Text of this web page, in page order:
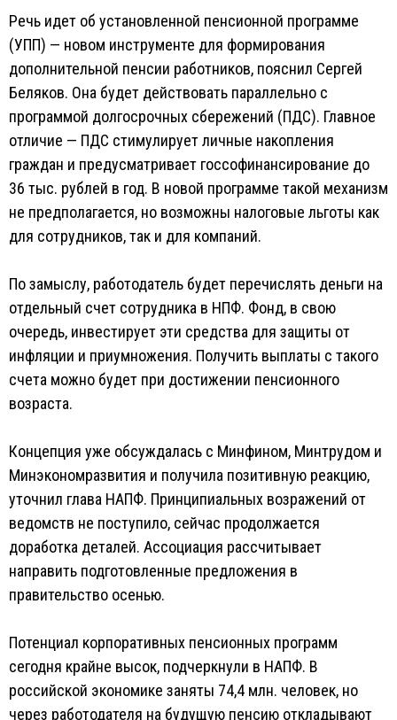
Речь идет об установленной пенсионной программе
(УПП) — новом инструменте для формирования
дополнительной пенсии работников, пояснил Сергей
Беляков. Она будет действовать параллельно с
программой долгосрочных сбережений (ПДС). Главное
отличие — ПДС стимулирует личные накопления
граждан и предусматривает госсофинансирование до
36 тыс. рублей в год. В новой программе такой механизм
не предполагается, но возможны налоговые льготы как
для сотрудников, так и для компаний.
По замыслу, работодатель будет перечислять деньги на
отдельный счет сотрудника в НПФ. Фонд, в свою
очередь, инвестирует эти средства для защиты от
инфляции и приумножения. Получить выплаты с такого
счета можно будет при достижении пенсионного
возраста.
Концепция уже обсуждалась с Минфином, Минтрудом и
Минэкономразвития и получила позитивную реакцию,
уточнил глава НАПФ. Принципиальных возражений от
ведомств не поступило, сейчас продолжается
доработка деталей. Ассоциация рассчитывает
направить подготовленные предложения в
правительство осенью.
Потенциал корпоративных пенсионных программ
сегодня крайне высок, подчеркнули в НАПФ. В
российской экономике заняты 74,4 млн. человек, но
через работодателя на будущую пенсию откладывают